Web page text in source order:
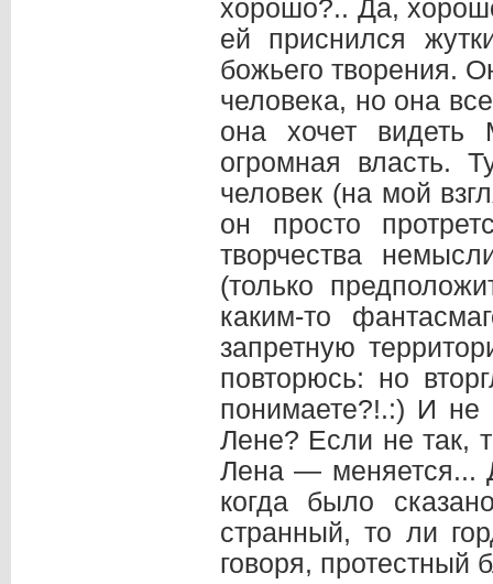
хорошо?.. Да,
ей приснился
божьего творения.
человека, но она
она хочет
огромная власть.
человек (на мой
он просто
творчества
(только
каким-то
запретную
повторюсь: но
понимаете?!.:) И не
Лене? Если не так,
Лена — меняется...
когда было
странный, то ли
говоря, протестный